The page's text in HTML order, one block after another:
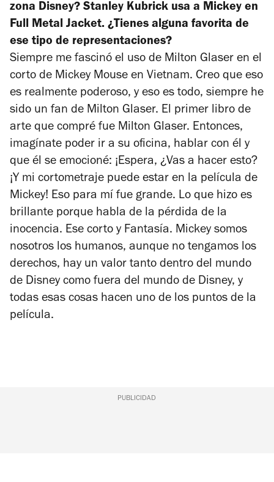
zona Disney? Stanley Kubrick usa a Mickey en
Full Metal Jacket. ¿Tienes alguna favorita de
ese tipo de representaciones?
Siempre me fascinó el uso de Milton Glaser en el
corto de Mickey Mouse en Vietnam. Creo que eso
es realmente poderoso, y eso es todo, siempre he
sido un fan de Milton Glaser. El primer libro de
arte que compré fue Milton Glaser. Entonces,
imagínate poder ir a su oficina, hablar con él y
que él se emocioné: ¡Espera, ¿Vas a hacer esto?
¡Y mi cortometraje puede estar en la película de
Mickey! Eso para mí fue grande. Lo que hizo es
brillante porque habla de la pérdida de la
inocencia. Ese corto y Fantasía. Mickey somos
nosotros los humanos, aunque no tengamos los
derechos, hay un valor tanto dentro del mundo
de Disney como fuera del mundo de Disney, y
todas esas cosas hacen uno de los puntos de la
película.
PUBLICIDAD